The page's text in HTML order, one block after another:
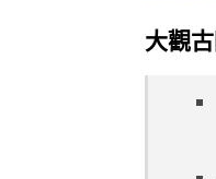
大觀